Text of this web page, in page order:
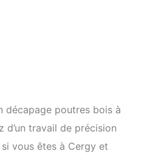
décapage poutres bois à
d’un travail de précision
vous êtes à Cergy et